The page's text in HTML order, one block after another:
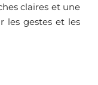
claires et une
les gestes et les